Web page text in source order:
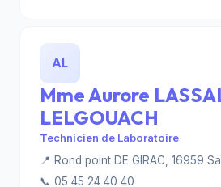
AL
Mme Aurore
LELGOUACH
Technicien de Laboratoire
📍 Rond point DE GIRAC, 16959
📞 05 45 24 40 40